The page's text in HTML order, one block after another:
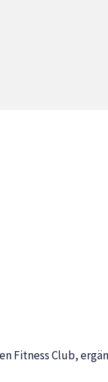
Fitness Club,